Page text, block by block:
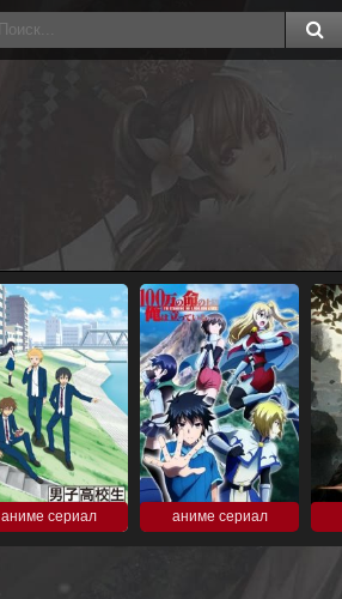
аниме сериал аниме сериал